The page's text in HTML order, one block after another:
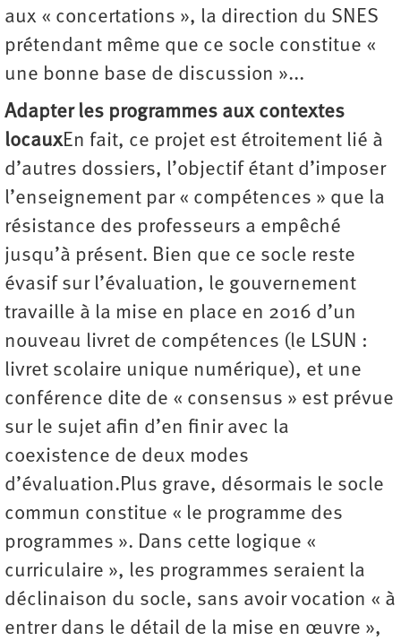
aux « concertations », la direction du SNES
prétendant même que ce socle constitue «
une bonne base de discussion »...
Adapter les programmes aux contextes
locauxEn fait, ce projet est étroitement lié à
d’autres dossiers, l’objectif étant d’imposer
l’enseignement par « compétences » que la
résistance des professeurs a empêché
jusqu’à présent. Bien que ce socle reste
évasif sur l’évaluation, le gouvernement
travaille à la mise en place en 2016 d’un
nouveau livret de compétences (le LSUN :
livret scolaire unique numérique), et une
conférence dite de « consensus » est prévue
sur le sujet afin d’en finir avec la
coexistence de deux modes
d’évaluation.Plus grave, désormais le socle
commun constitue « le programme des
programmes ». Dans cette logique «
curriculaire », les programmes seraient la
déclinaison du socle, sans avoir vocation « à
entrer dans le détail de la mise en œuvre »,